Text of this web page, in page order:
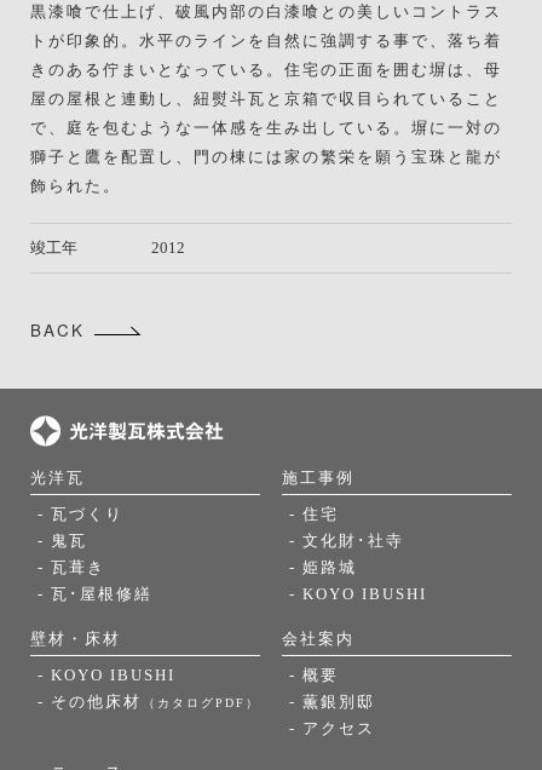
黒漆喰で仕上げ、破風内部の白漆喰との美しいコントラス
トが印象的。水平のラインを自然に強調する事で、落ち着
きのある佇まいとなっている。住宅の正面を囲む塀は、母
屋の屋根と連動し、紐熨斗瓦と京箱で収目られていること
で、庭を包むような一体感を生み出している。塀に一対の
獅子と鷹を配置し、門の棟には家の繁栄を願う宝珠と龍が
飾られた。
竣工年 2012
BACK
光洋瓦
- 瓦づくり
- 鬼瓦
- 瓦葺き
- 瓦･屋根修繕
壁材・床材
- KOYO IBUSHI
- その他床材
（カタログPDF）
施工事例
- 住宅
- 文化財･社寺
- 姫路城
- KOYO IBUSHI
会社案内
- 概要
- 薫銀別邸
- アクセス